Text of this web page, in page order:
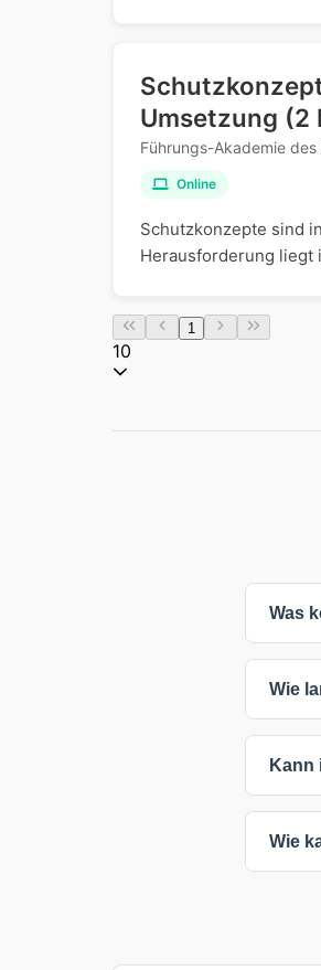
Umsetzung (2
Führungs-Akademie des
Online
Schutzkonzepte sind
Herausforderung liegt
1
10
Was
auch
Wie
Kann
Wie